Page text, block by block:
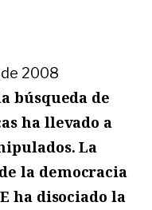
de 2008
búsqueda de
ha llevado a
La
la democracia
ha disociado la